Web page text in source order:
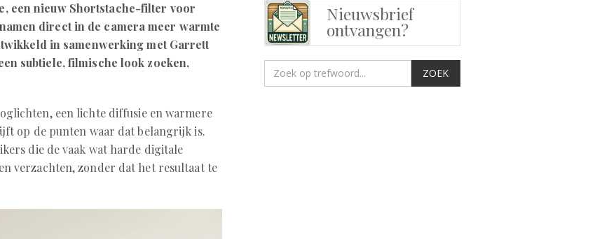
een nieuw Shortstache-filter voor
direct in de camera meer warmte
in samenwerking met Garrett
subtiele, filmische look zoeken,
een lichte diffusie en warmere
op de punten waar dat belangrijk is.
die de vaak wat harde digitale
verzachten, zonder dat het resultaat te
Nieuwsbrief
ontvangen?